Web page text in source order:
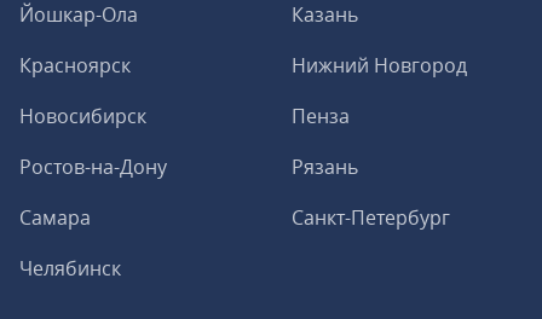
Йошкар-Ола
Казань
Красноярск
Нижний Новгород
Новосибирск
Пенза
Ростов-на-Дону
Рязань
Самара
Санкт-Петербург
Челябинск